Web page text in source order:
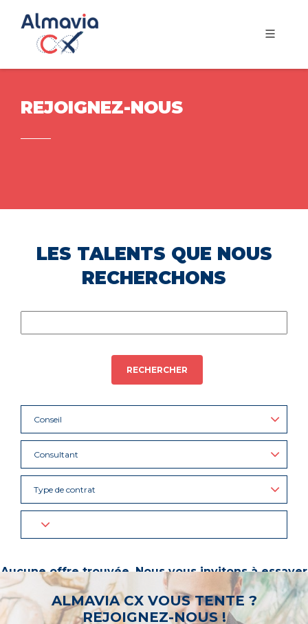
REJOIGNEZ-NOUS
LES TALENTS QUE NOUS
RECHERCHONS
RECHERCHER
Conseil
Consultant
Type de contrat
Aucune offre trouvée. Nous vous invitons à essayer
d’autres mots-clés ou à sélectionner un « métier ».
ALMAVIA CX VOUS TENTE ?
REJOIGNEZ-NOUS !